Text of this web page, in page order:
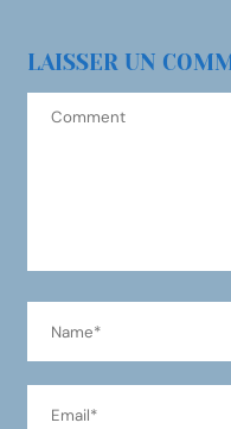
LAISSER UN